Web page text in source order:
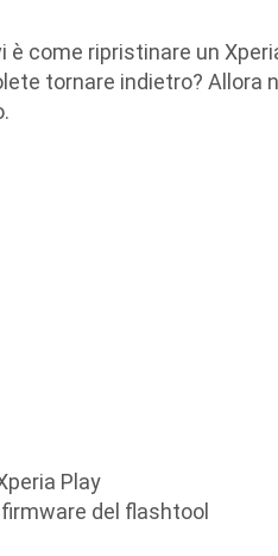
è come ripristinare un
tornare indietro? Allora
Play
del flashtool